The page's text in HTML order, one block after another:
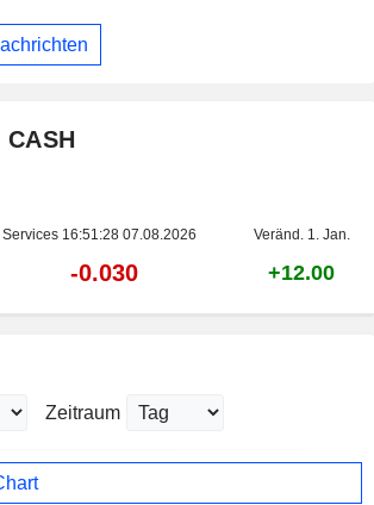
CASH
16:51:28 07.08.2026 Veränd. 1. Jan.
-0.030 +12.00
Zeitraum